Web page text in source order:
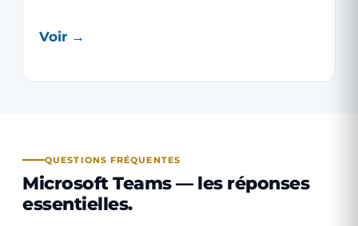
Voir →
QUESTIONS FRÉQUENTES
Microsoft Teams — les réponses
essentielles.